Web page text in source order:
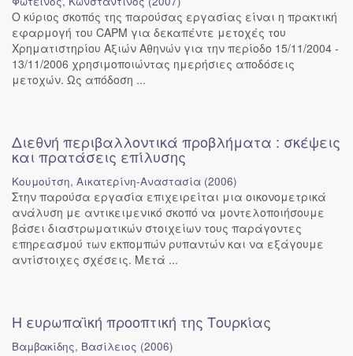
Ο κύριος σκοπός της παρούσας εργασίας είναι η πρακτική
εφαρμογή του CAPM για δεκαπέντε μετοχές του
Χρηματιστηρίου Αξιών Αθηνών για την περίοδο 15/11/2004 -
13/11/2006 χρησιμοποιώντας ημερήσιες αποδόσεις
μετοχών. Ως απόδοση ...
Διεθνή περιβαλλοντικά προβλήματα : σκέψεις
και πρατάσεις επίλυσης
Κουμούτση, Αικατερίνη-Αναστασία (2006)
Στην παρούσα εργασία επιχειρείται μια οικονομετρικά
ανάλυση με αντικειμενικό σκοπό να μοντελοποιήσουμε
βάσει διαστρωματικών στοιχείων τους παράγοντες
επηρεασμού των εκπομπών ρυπαντών και να εξάγουμε
αντίστοιχες σχέσεις. Μετά ...
Η ευρωπαϊκή προοπτική της Τουρκίας
Βαμβακίδης, Βασίλειος (2006)